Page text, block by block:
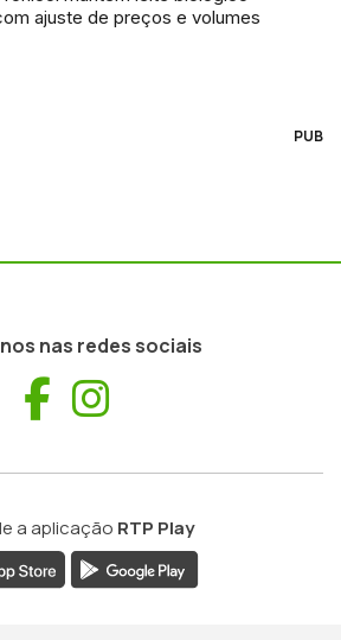
ajuste de preços e volumes
PUB
nas redes sociais
Facebook
a aplicação RTP Play